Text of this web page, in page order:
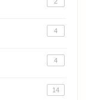
4
4
14